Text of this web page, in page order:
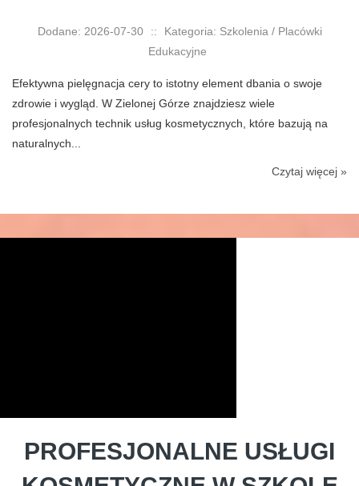
Dodane: 2026-07-30 ::
Kategoria: Szkolenia / Placówki
Edukacyjne
Efektywna pielęgnacja cery to istotny element dbania o swoje
zdrowie i wygląd. W Zielonej Górze znajdziesz wiele
profesjonalnych technik usług kosmetycznych, które bazują na
naturalnych...
Czytaj więcej »
PROFESJONALNE USŁUGI